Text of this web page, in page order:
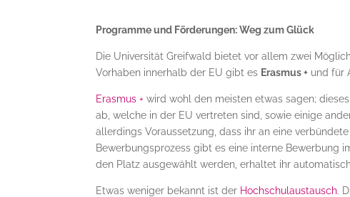
Programme und Förderungen: Weg zum Glück
Die Universität Greifwald bietet vor allem zwei
Vorhaben innerhalb der EU gibt es Erasmus + und für
Erasmus + wird wohl den meisten etwas sagen;
ab, welche in der EU vertreten sind, sowie einige
allerdings Voraussetzung, dass ihr an eine
Bewerbungsprozess gibt es eine interne Bewerbung
den Platz ausgewählt werden, erhaltet ihr
Etwas weniger bekannt ist der Hochschulaustausch.